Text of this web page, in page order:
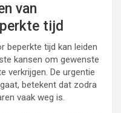
van
tijd
beperkte tijd kan leiden
kansen om gewenste
verkrijgen. De urgentie
betekent dat zodra
vaak weg is.